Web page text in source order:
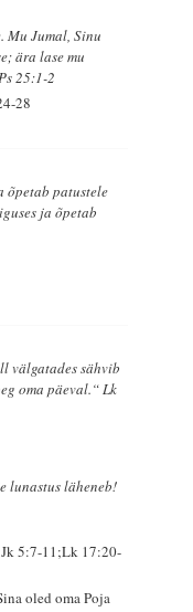
Mu Jumal, Sinu
ära lase mu
25:1-2
28
õpetab patustele
ja õpetab
välgatades sähvib
oma päeval.“ Lk
lunastus läheneb!
5:7-11;Lk 17:20-
oled oma Poja